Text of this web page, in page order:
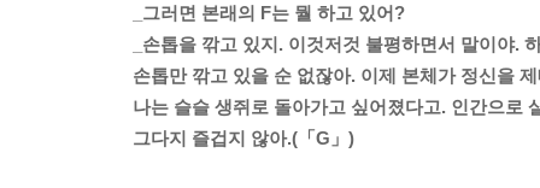
_그러면 본래의 F는 뭘 하고 있어?
_손톱을 깎고 있지. 이것저것 불평하면서 말이야.
손톱만 깎고 있을 순 없잖아. 이제 본체가 정신을
나는 슬슬 생쥐로 돌아가고 싶어졌다고. 인간으로
그다지 즐겁지 않아.(「G」)